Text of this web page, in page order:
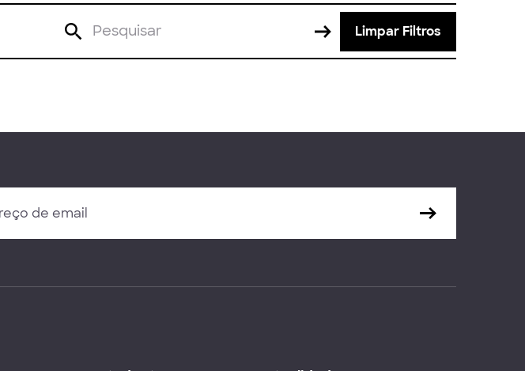
Limpar Filtros